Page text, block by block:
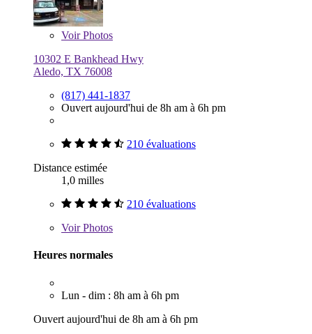
VoirPhotos
10302 E Bankhead Hwy
Aledo, TX 76008
(817) 441-1837
Ouvert aujourd'hui de 8h am à 6h pm
210 évaluations
Distance estimée
1,0 milles
210 évaluations
VoirPhotos
Heures normales
Lun - dim : 8h am à 6h pm
Ouvert aujourd'hui de 8h am à 6h pm